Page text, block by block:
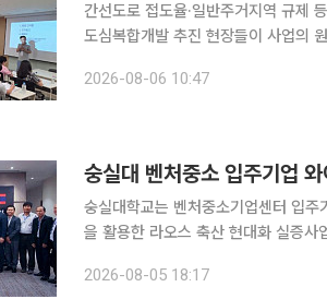
간선도로 접도율·일반주거지역 규제 등 현장 애로 해소
도심복합개발 추진 현장들이 사업의
2026-08-06 10:47
숭실대 벤처중소 입주기업
숭실대학교는 벤처중소기업센터 입
을 활용한 라오스 축산 현대화 실증
관리 시스템과 AI 기반 발정 탐지 기
2026-08-05 18:17